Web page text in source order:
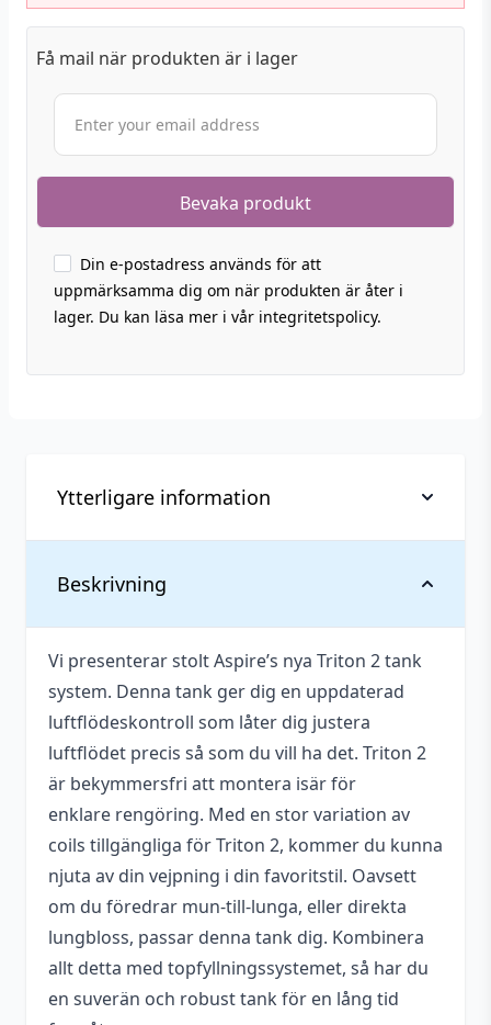
Få mail när produkten är i lager
Din e-postadress används för att
uppmärksamma dig om när produkten är åter i
lager. Du kan läsa mer i vår integritetspolicy.
Beskrivning
Vi presenterar stolt Aspire’s nya Triton 2 tank
system. Denna tank ger dig en uppdaterad
luftflödeskontroll som låter dig justera
luftflödet precis så som du vill ha det. Triton 2
är bekymmersfri att montera isär för
enklare rengöring. Med en stor variation av
coils tillgängliga för Triton 2, kommer du kunna
njuta av din vejpning i din favoritstil. Oavsett
om du föredrar mun-till-lunga, eller direkta
lungbloss, passar denna tank dig. Kombinera
allt detta med topfyllningssystemet, så har du
en suverän och robust tank för en lång tid
Ytterligare information
Vikt
Tillverkare
Aspire
Utbytbart
munstycke
Ja
Vätskekapacitet
Längd
67 mm
Diameter
22,5 mm
Material
Pyrex-glas, Rostfritt Stål
Anslutning
(Gänga)
510